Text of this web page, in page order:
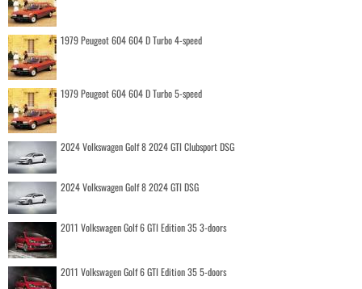
1979 Peugeot 604 604 D Turbo 4-speed
1979 Peugeot 604 604 D Turbo 5-speed
2024 Volkswagen Golf 8 2024 GTI Clubsport DSG
2024 Volkswagen Golf 8 2024 GTI DSG
2011 Volkswagen Golf 6 GTI Edition 35 3-doors
2011 Volkswagen Golf 6 GTI Edition 35 5-doors